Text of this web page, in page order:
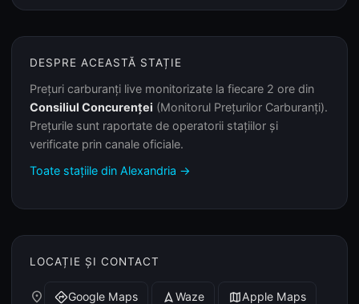
DESPRE ACEASTĂ STAȚIE
Prețuri carburanți live monitorizate la fiecare 2 ore din
Consiliul Concurenței (Monitorul Prețurilor Carburanți).
Prețurile sunt raportate de operatorii stațiilor și
verificate prin canale oficiale.
Toate stațiile din Alexandria →
LOCAȚIE ȘI CONTACT
place directionsGoogle Maps navigation Waze mapApple Maps